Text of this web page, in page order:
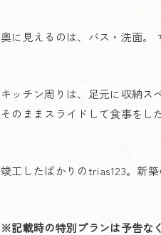
奥に見えるのは、バス・洗面。
キッチン周りは、足元に収納ス
そのままスライドして食事をし
竣工したばかりのtrias123。新
※記載時の特別プランは予告な